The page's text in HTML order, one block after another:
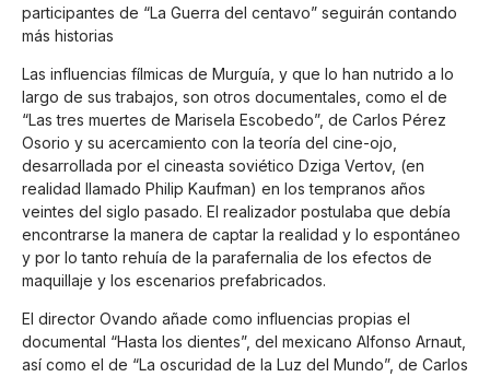
participantes de “La Guerra del centavo” seguirán contando
más historias
Las influencias fílmicas de Murguía, y que lo han nutrido a lo
largo de sus trabajos, son otros documentales, como el de
“Las tres muertes de Marisela Escobedo”, de Carlos Pérez
Osorio y su acercamiento con la teoría del cine-ojo,
desarrollada por el cineasta soviético Dziga Vertov, (en
realidad llamado Philip Kaufman) en los tempranos años
veintes del siglo pasado. El realizador postulaba que debía
encontrarse la manera de captar la realidad y lo espontáneo
y por lo tanto rehuía de la parafernalia de los efectos de
maquillaje y los escenarios prefabricados.
El director Ovando añade como influencias propias el
documental “Hasta los dientes”, del mexicano Alfonso Arnaut,
así como el de “La oscuridad de la Luz del Mundo”, de Carlos